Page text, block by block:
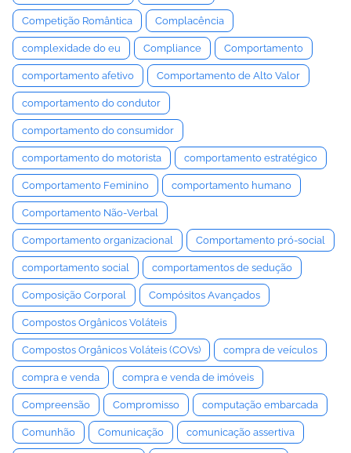
Competição Romântica Complacência
complexidade do eu Compliance Comportamento
comportamento afetivo Comportamento de Alto Valor
comportamento do condutor
comportamento do consumidor
comportamento do motorista comportamento estratégico
Comportamento Feminino comportamento humano
Comportamento Não-Verbal
Comportamento organizacional Comportamento pró-social
comportamento social comportamentos de sedução
Composição Corporal Compósitos Avançados
Compostos Orgânicos Voláteis
Compostos Orgânicos Voláteis (COVs) compra de veículos
compra e venda compra e venda de imóveis
Compreensão Compromisso computação embarcada
Comunhão Comunicação comunicação assertiva